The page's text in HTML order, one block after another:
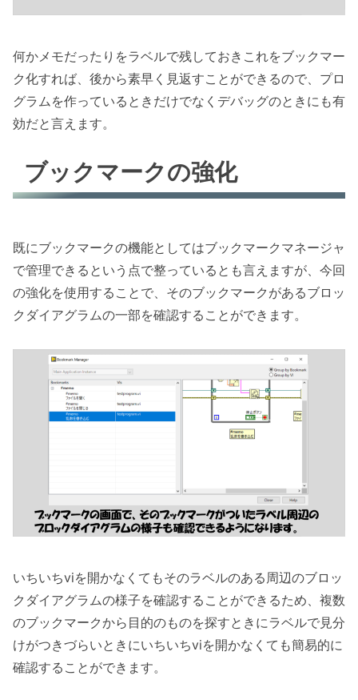
何かメモだったりをラベルで残しておきこれをブックマー
ク化すれば、後から素早く見返すことができるので、プロ
グラムを作っているときだけでなくデバッグのときにも有
効だと言えます。
ブックマークの強化
既にブックマークの機能としてはブックマークマネージャ
で管理できるという点で整っているとも言えますが、今回
の強化を使用することで、そのブックマークがあるブロッ
クダイアグラムの一部を確認することができます。
いちいちviを開かなくてもそのラベルのある周辺のブロッ
クダイアグラムの様子を確認することができるため、複数
のブックマークから目的のものを探すときにラベルで見分
けがつきづらいときにいちいちviを開かなくても簡易的に
確認することができます。